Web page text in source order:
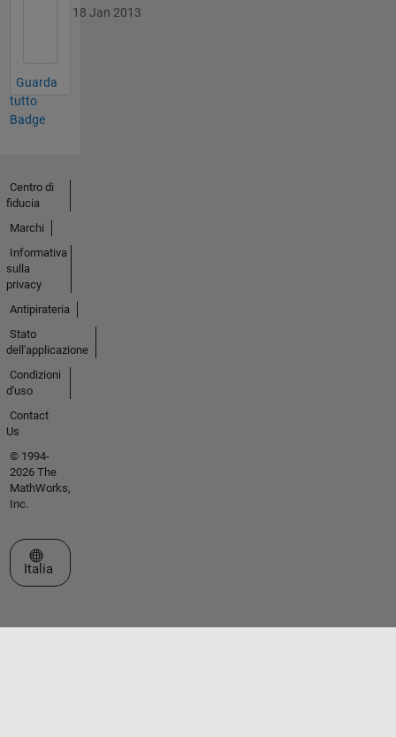
18 Jan 2013
Guarda
tutto
Badge
Centro di
fiducia
Marchi
Informativa
sulla
privacy
Antipirateria
Stato
dell'applicazione
Condizioni
d'uso
Contact
Us
© 1994-
2026 The
MathWorks,
Inc.
Seleziona un sito web
Italia